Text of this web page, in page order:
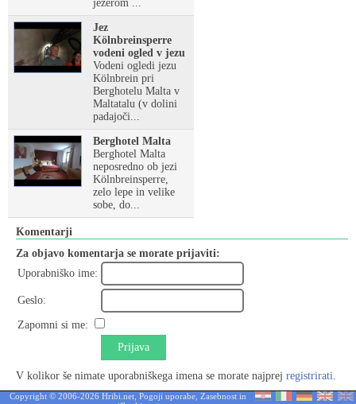
jezerom ...
Jez
Kölnbreinsperre
vodeni ogled v jezu
Vodeni ogledi jezu
Kölnbrein pri
Berghotelu Malta v
Maltatalu (v dolini
padajoči...
Berghotel Malta
Berghotel Malta
neposredno ob jezi
Kölnbreinsperre,
zelo lepe in velike
sobe, do...
Komentarji
Za objavo komentarja se morate prijaviti:
Uporabniško ime:
Geslo:
Zapomni si me:
Prijava
V kolikor še nimate uporabniškega imena se morate najprej registrirati.
Copyright © 2006-2026 Hribi.net, Pogoji uporabe, Zasebnost in